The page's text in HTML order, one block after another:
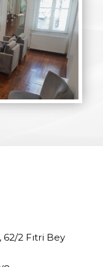
62/2 Fıtri Bey